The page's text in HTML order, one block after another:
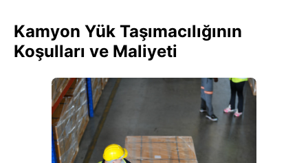
Kamyon Yük Taşımacılığının
Koşulları ve Maliyeti